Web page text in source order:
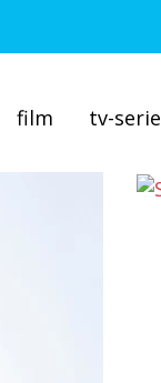
film tv-serie